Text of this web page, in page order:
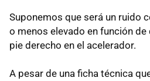
Suponemos que será un ruido
o menos elevado en función de
pie derecho en el acelerador.
A pesar de una ficha técnica